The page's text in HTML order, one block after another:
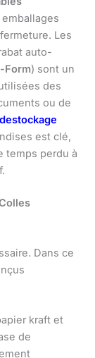
Les
auto-
Form) sont un
des
ou de
destockage
est clé,
temps perdu à
Dans ce
kraft et
de